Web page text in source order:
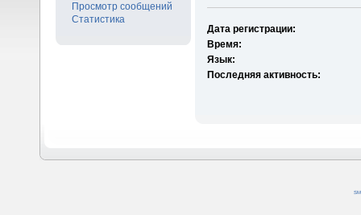
Просмотр сообщений
Статистика
Дата регистрации:
Время:
Язык:
Последняя активность: